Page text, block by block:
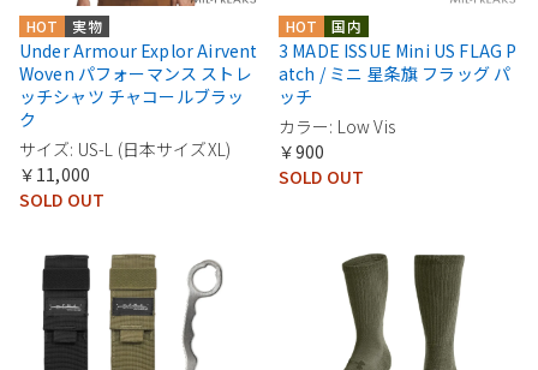
実物
HOT
Under Armour Explor Airvent
Woven パフォーマンス ストレ
ッチシャツ チャコールブラッ
ク
サイズ: US-L (日本サイズXL)
￥11,000
SOLD OUT
国内
HOT
3 MADE ISSUE Mini US FLAG P
atch / ミニ 星条旗 フラッグ パ
ッチ
カラー: Low Vis
￥900
SOLD OUT